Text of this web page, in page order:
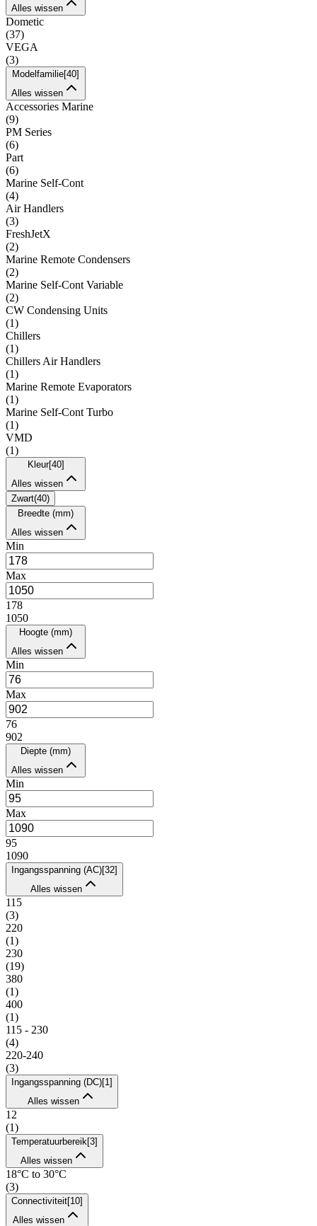
Alles wissen
Dometic
(37)
VEGA
(3)
Modelfamilie[40]
Alles wissen
Accessories Marine
(9)
PM Series
(6)
Part
(6)
Marine Self-Cont
(4)
Air Handlers
(3)
FreshJetX
(2)
Marine Remote Condensers
(2)
Marine Self-Cont Variable
(2)
CW Condensing Units
(1)
Chillers
(1)
Chillers Air Handlers
(1)
Marine Remote Evaporators
(1)
Marine Self-Cont Turbo
(1)
VMD
(1)
Kleur[40]
Alles wissen
Zwart(40)
Breedte (mm)
Alles wissen
Min
Max
178
1050
Hoogte (mm)
Alles wissen
Min
Max
76
902
Diepte (mm)
Alles wissen
Min
Max
95
1090
Ingangsspanning (AC)[32]
Alles wissen
115
(3)
220
(1)
230
(19)
380
(1)
400
(1)
115 - 230
(4)
220-240
(3)
Ingangsspanning (DC)[1 ]
Alles wissen
12
(1)
Temperatuurbereik [3]
Alles wissen
18°C to 30°C
(3)
Connectiviteit[10]
Alles wissen